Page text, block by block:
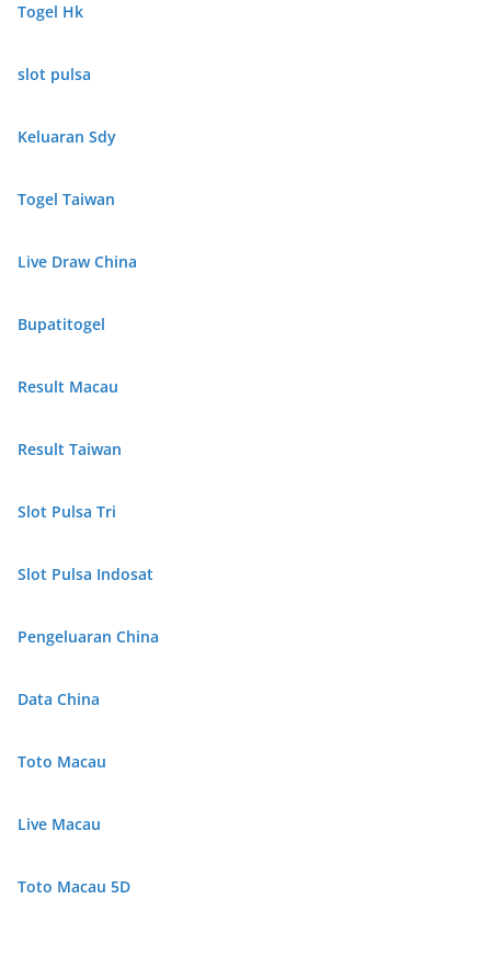
Togel Hk
slot pulsa
Keluaran Sdy
Togel Taiwan
Live Draw China
Bupatitogel
Result Macau
Result Taiwan
Slot Pulsa Tri
Slot Pulsa Indosat
Pengeluaran China
Data China
Toto Macau
Live Macau
Toto Macau 5D